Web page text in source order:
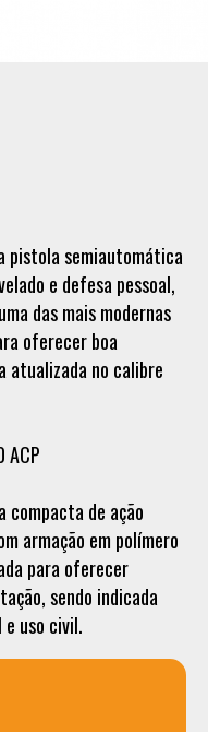
pistola semiautomática
e defesa pessoal,
das mais modernas
oferecer boa
atualizada no calibre
ACP
compacta de ação
armação em polímero
para oferecer
sendo indicada
uso civil.